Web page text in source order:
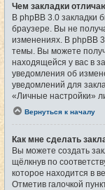
Чем закладки
В phpBB 3.0 закладки
браузере. Вы не
изменениях. В phpBB
темы. Вы можете
находящейся у вас в
уведомления об
уведомлений для
«Личные настройки»
Вернуться к началу
Как мне сделать
Вы можете создать
щёлкнув по
которое находится в
Отметив галочкой